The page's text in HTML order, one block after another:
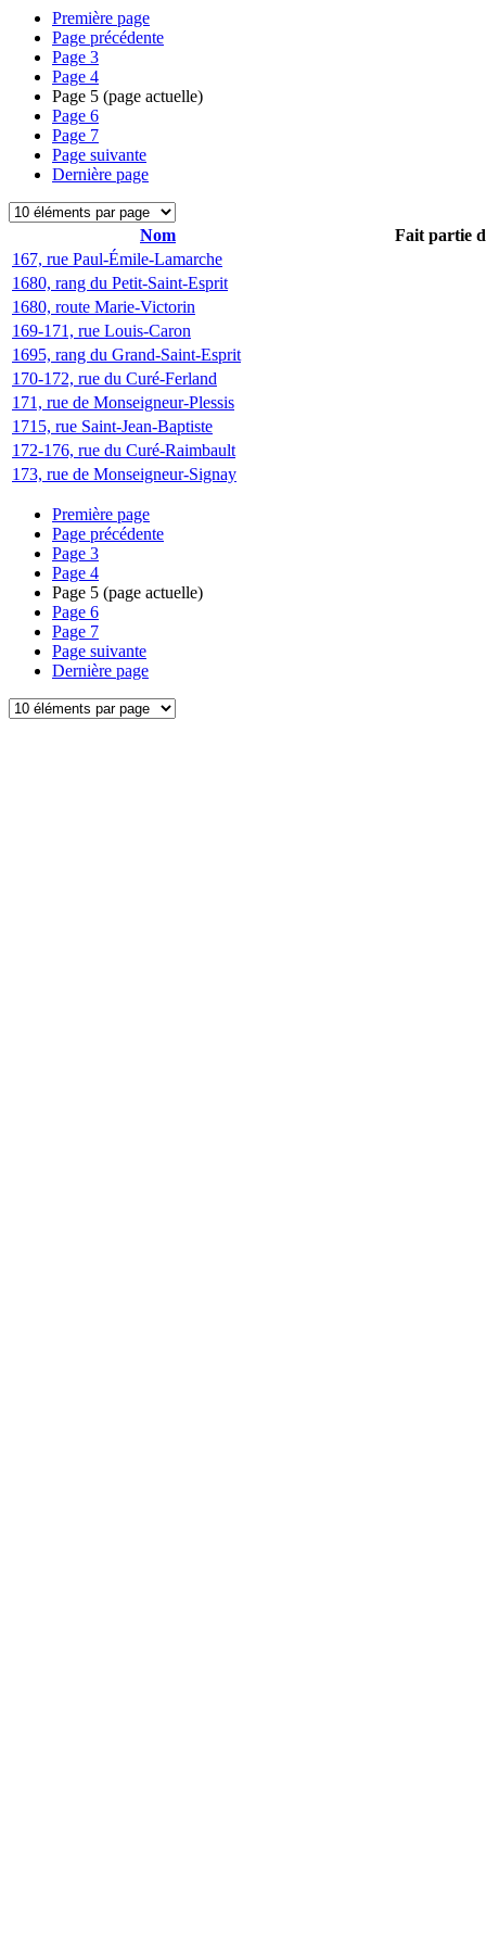
Première page
Page précédente
Page 3
Page 4
Page 5 (page actuelle)
Page 6
Page 7
Page suivante
Dernière page
Nom
Fait partie
167, rue Paul-Émile-Lamarche
1680, rang du Petit-Saint-Esprit
1680, route Marie-Victorin
169-171, rue Louis-Caron
1695, rang du Grand-Saint-Esprit
170-172, rue du Curé-Ferland
171, rue de Monseigneur-Plessis
1715, rue Saint-Jean-Baptiste
172-176, rue du Curé-Raimbault
173, rue de Monseigneur-Signay
Première page
Page précédente
Page 3
Page 4
Page 5 (page actuelle)
Page 6
Page 7
Page suivante
Dernière page